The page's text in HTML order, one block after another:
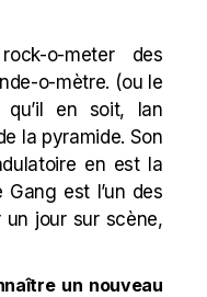
rock-o-meterdes
o-mètre. (ou le
qu’il en soit, Ian
la pyramide. Son
en est la
est l’un des
jour sur scène,
un nouveau